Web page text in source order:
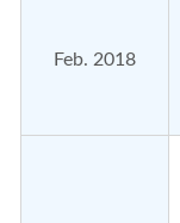
Feb. 2018